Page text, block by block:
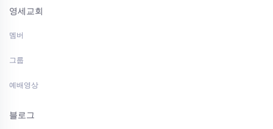
영세교회
멤버
그룹
예배영상
블로그